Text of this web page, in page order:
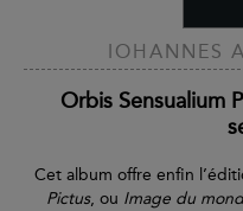
IOHANNES
Orbis Sensualium
Cet album offre enfin
Pictus, ou Image du